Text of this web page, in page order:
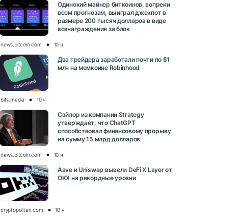
Одинокий майнер биткоинов, вопреки
всем прогнозам, выиграл джекпот в
размере 200 тысяч долларов в виде
вознаграждения за блок
news.bitcoin.com 10 ч
Два трейдера заработали почти по $1
млн на мемкоине Robinhood
bits.media 10 ч
Сэйлор из компании Strategy
утверждает, что ChatGPT
способствовал финансовому прорыву
на сумму 15 млрд долларов
news.bitcoin.com 10 ч
Aave и Uniswap вывели DeFi X Layer от
OKX на рекордные уровни
cryptopolitan.com 10 ч